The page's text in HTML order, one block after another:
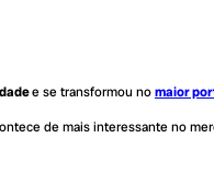
e se transformou nomaior
de mais interessante no